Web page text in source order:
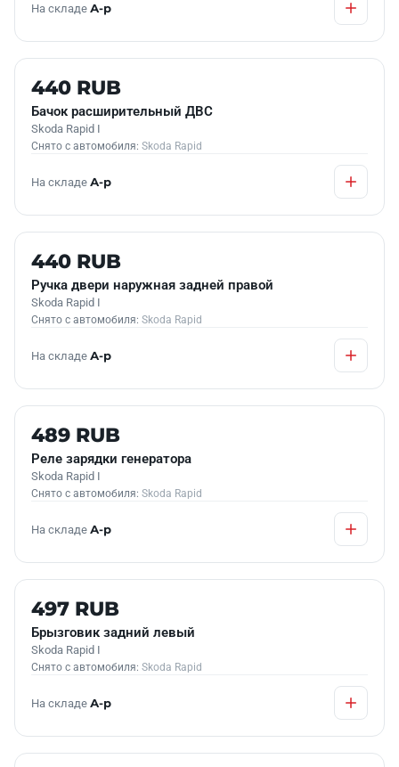
На складе А-р
Б/У В НАЛИЧИИ
440 RUB
Бачок расширительный ДВС
Skoda Rapid I
Снято с автомобиля: Skoda Rapid
На складе А-р
Б/У В НАЛИЧИИ
440 RUB
Ручка двери наружная задней правой
Skoda Rapid I
Снято с автомобиля: Skoda Rapid
На складе А-р
Б/У В НАЛИЧИИ
489 RUB
Реле зарядки генератора
Skoda Rapid I
Снято с автомобиля: Skoda Rapid
На складе А-р
Б/У В НАЛИЧИИ
497 RUB
Брызговик задний левый
Skoda Rapid I
Снято с автомобиля: Skoda Rapid
На складе А-р